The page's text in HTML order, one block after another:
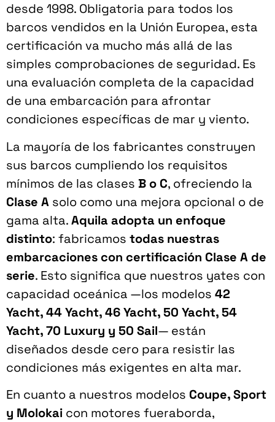
desde 1998. Obligatoria para todos los
barcos vendidos en la Unión Europea, esta
certificación va mucho más allá de las
simples comprobaciones de seguridad. Es
una evaluación completa de la capacidad
de una embarcación para afrontar
condiciones específicas de mar y viento.
La mayoría de los fabricantes construyen
sus barcos cumpliendo los requisitos
mínimos de las clases B o C, ofreciendo la
Clase A solo como una mejora opcional o de
gama alta.Aquila adopta un enfoque
distinto: fabricamos todas nuestras
embarcaciones con certificación Clase A de
serie. Esto significa que nuestros yates con
capacidad oceánica —los modelos 42
Yacht, 44 Yacht, 46 Yacht, 50 Yacht, 54
Yacht, 70 Luxury y 50 Sail— están
diseñados desde cero para resistir las
condiciones más exigentes en alta mar.
En cuanto a nuestros modelos Coupe, Sport
y Molokai con motores fueraborda,